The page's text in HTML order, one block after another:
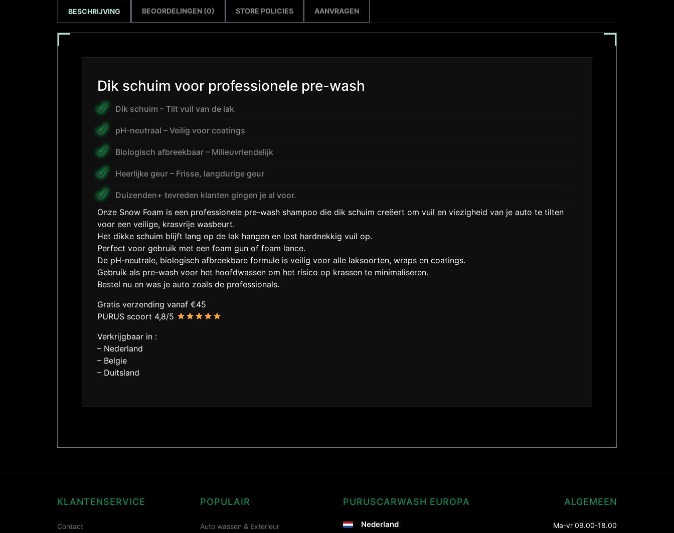
BESCHRIJVING BEOORDELINGEN (0) STORE POLICIES AANVRAGEN
Dik schuim voor professionele pre-wash
Dik schuim – Tilt vuil van de lak
pH-neutraal – Veilig voor coatings
Biologisch afbreekbaar – Milieuvriendelijk
Heerlijke geur – Frisse, langdurige geur
Duizenden+ tevreden klanten gingen je al voor.
Onze Snow Foam is een professionele pre-wash shampoo die dik schuim creëert om vuil en viezigheid van je auto te tilten
voor een veilige, krasvrije wasbeurt.
Het dikke schuim blijft lang op de lak hangen en lost hardnekkig vuil op.
Perfect voor gebruik met een foam gun of foam lance.
De pH-neutrale, biologisch afbreekbare formule is veilig voor alle laksoorten, wraps en coatings.
Gebruik als pre-wash voor het hoofdwassen om het risico op krassen te minimaliseren.
Bestel nu en was je auto zoals de professionals.
Gratis verzending vanaf €45
PURUS scoort 4,8/5
Verkrijgbaar in :
– Nederland
– Belgie
– Duitsland
KLANTENSERVICE
Contact
POPULAIR
Auto wassen & Exterieur
PURUSCARWASH EUROPA
Nederland
ALGEMEEN
Ma-vr 09.00-18.00